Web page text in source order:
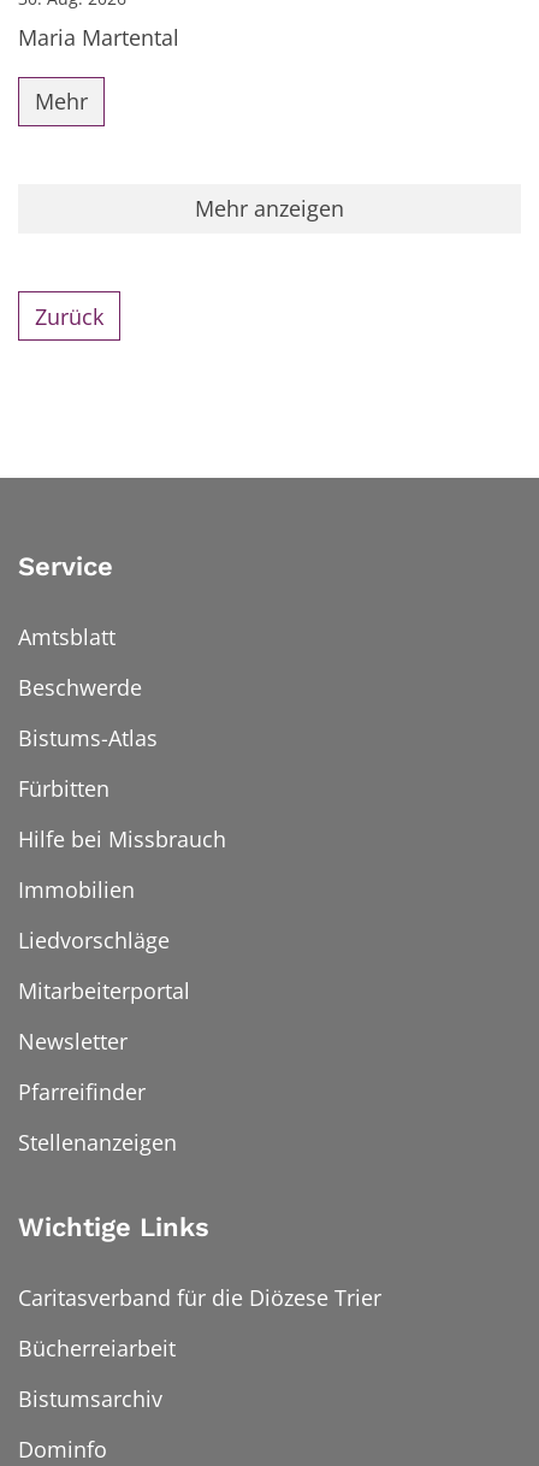
Maria Martental
Mehr
Mehr anzeigen
Zurück
Service
Amtsblatt
Beschwerde
Bistums-Atlas
Fürbitten
Hilfe bei Missbrauch
Immobilien
Liedvorschläge
Mitarbeiterportal
Newsletter
Pfarreifinder
Stellenanzeigen
Wichtige Links
Caritasverband für die Diözese Trier
Bücherreiarbeit
Bistumsarchiv
Dominfo